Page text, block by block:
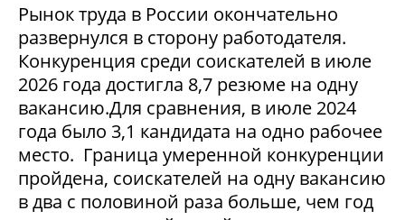
Рынок труда в России окончательно
развернулся в сторону работодателя.
Конкуренция среди соискателей в июле
2026 года достигла 8,7 резюме на одну
вакансию.Для сравнения, в июле 2024
года было 3,1 кандидата на одно рабочее
место. Граница умеренной конкуренции
пройдена, соискателей на одну вакансию
в два с половиной раза больше, чем год